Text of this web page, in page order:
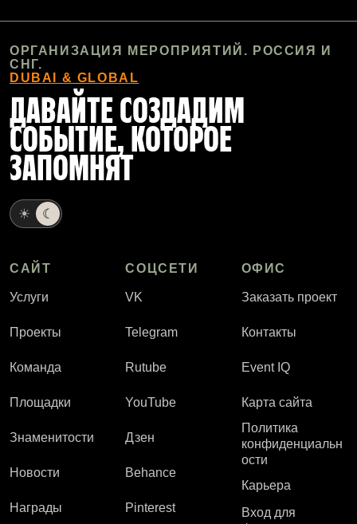
ОРГАНИЗАЦИЯ МЕРОПРИЯТИЙ. РОССИЯ И
СНГ.
DUBAI & GLOBAL
ДАВАЙТЕ СОЗДАДИМ
СОБЫТИЕ, КОТОРОЕ
ЗАПОМНЯТ
☀ ☾
САЙТ
Услуги
Проекты
Команда
Площадки
Знаменитости
Новости
Награды
СОЦСЕТИ
VK
Telegram
Rutube
YouTube
Дзен
Behance
Pinterest
ОФИС
Заказать проект
Контакты
Event IQ
Карта сайта
Политика
конфиденциальн
ости
Карьера
Вход для